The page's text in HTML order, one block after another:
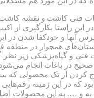
فنی کاشت و نقشه
این راستا بکارگیری از
آنها و خودکفا شدن در این
همجوار در منطقه
فنی و گیاه‌پزشکی زیر
صحیح در باغات انجام
کردن از تک محصولی که
بود که در این زمینه
به و …. به این محصولات